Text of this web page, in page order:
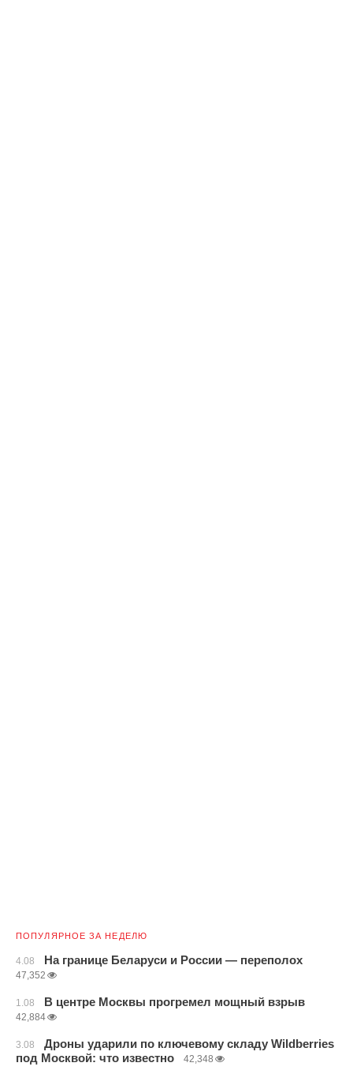
ПОПУЛЯРНОЕ ЗА НЕДЕЛЮ
4.08 На границе Беларуси и России — переполох
47,352
1.08 В центре Москвы прогремел мощный взрыв
42,884
3.08
Дроны ударили по ключевому складу Wildberries
под Москвой: что известно
42,348